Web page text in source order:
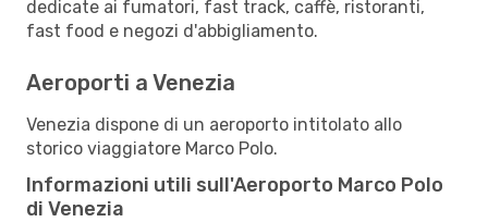
dedicate ai fumatori, fast track, caffè, ristoranti,
fast food e negozi d'abbigliamento.
Aeroporti a Venezia
Venezia dispone di un aeroporto intitolato allo
storico viaggiatore Marco Polo.
Informazioni utili sull'Aeroporto Marco Polo
di Venezia